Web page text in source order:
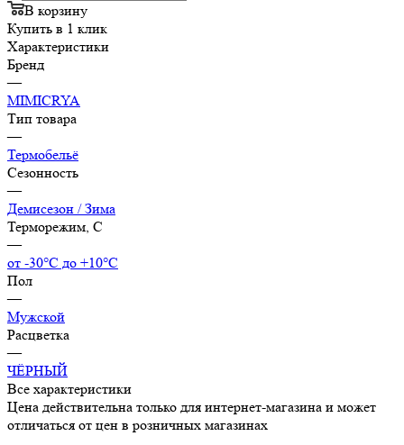
В корзину
Купить в 1 клик
Характеристики
Бренд
—
MIMICRYA
Тип товара
—
Термобельё
Сезонность
—
Демисезон / Зима
Терморежим, C
—
от -30°С до +10°С
Пол
—
Мужской
Расцветка
—
ЧЁРНЫЙ
Все характеристики
Цена действительна только для интернет-магазина и может
отличаться от цен в розничных магазинах